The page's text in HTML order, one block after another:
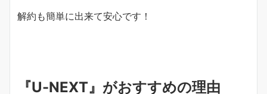
解約も簡単に出来て安心です！
『U-NEXT』がおすすめの理由